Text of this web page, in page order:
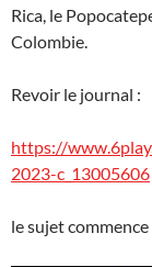
Rica, le
Colombie.
Revoir le journal :
https://
2023-c_13005606
le sujet